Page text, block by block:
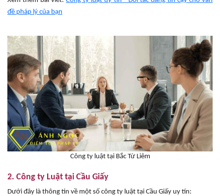
đề pháp lý của bạn
Công ty luật tại Bắc Từ Liêm
2. Công ty Luật tại Cầu Giấy
Dưới đây là thông tin về một số công ty luật tại Cầu Giấy uy tín: